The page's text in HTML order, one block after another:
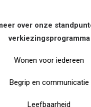
over onze
verkiezingsprogramma
Wonen voor iedereen
Begrip en communicatie
Leefbaarheid